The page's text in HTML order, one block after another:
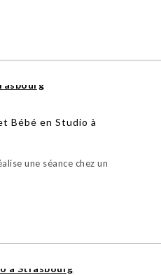
Bébé en Studio à
une séance chez un